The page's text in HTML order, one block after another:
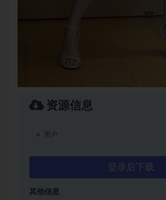
资源信息
用户
登录后下载
其他信息